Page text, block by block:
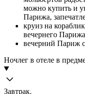
можно купить и
Парижа,
круиз на
вечернего
вечерний Париж
Ночлег в отеле в
Завтрак.